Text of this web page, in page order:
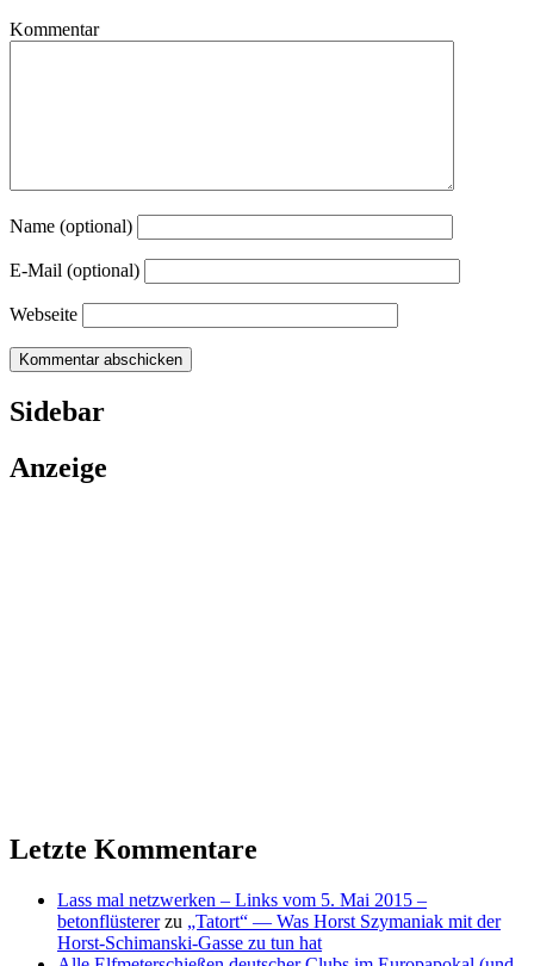
Kommentar
Name (optional)
E-Mail (optional)
Webseite
Sidebar
Anzeige
Letzte Kommentare
Lass mal netzwerken – Links vom 5. Mai 2015 –
betonflüstererzu „Tatort“ — Was Horst Szymaniak mit der
Horst-Schimanski-Gasse zu tun hat